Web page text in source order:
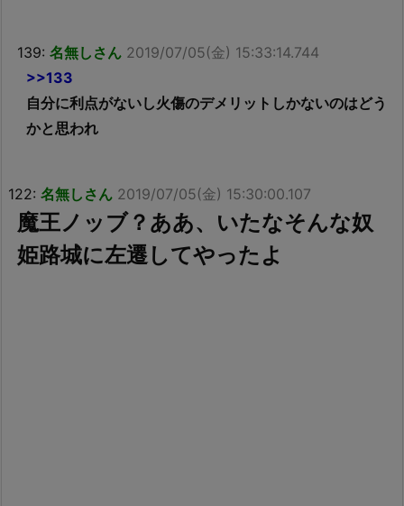
139: 名無しさん 2019/07/05(金) 15:33:14.744
>>133
自分に利点がないし火傷のデメリットしかないのはどう
かと思われ
122: 名無しさん 2019/07/05(金) 15:30:00.107
魔王ノッブ？ああ、いたなそんな奴
姫路城に左遷してやったよ